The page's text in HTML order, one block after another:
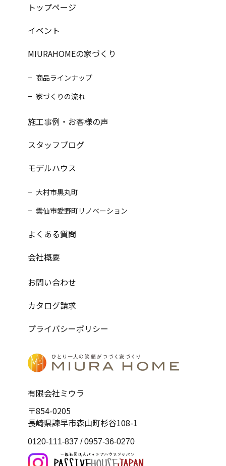
有限会社ミウラ
〒854-0205
長崎県諫早市森山町杉谷108-1
0120-111-837 /0957-36-0270
トップページ
イベント
MIURAHOMEの家づくり
商品ラインナップ
家づくりの流れ
施工事例・お客様の声
スタッフブログ
モデルハウス
大村市黒丸町
雲仙市愛野町リノベーション
よくある質問
会社概要
お問い合わせ
カタログ請求
プライバシーポリシー